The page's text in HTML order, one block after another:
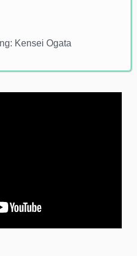
Kensei Ogata